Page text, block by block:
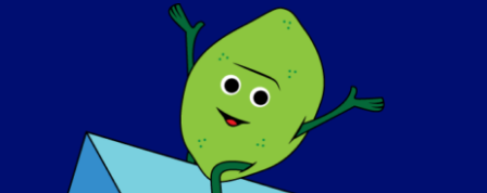
Instrumente entwickeln müssen. Aber die
Leute in meinem Labor sind engagiert,
arbeiten 12 Stunden am Tag und hören
selten auf, darüber nachzudenken und sich
Gedanken darüber zu machen, wie wir die
Fragen, die wir beantworten wollen, lösen
können. wir schätzen die Unterstützung